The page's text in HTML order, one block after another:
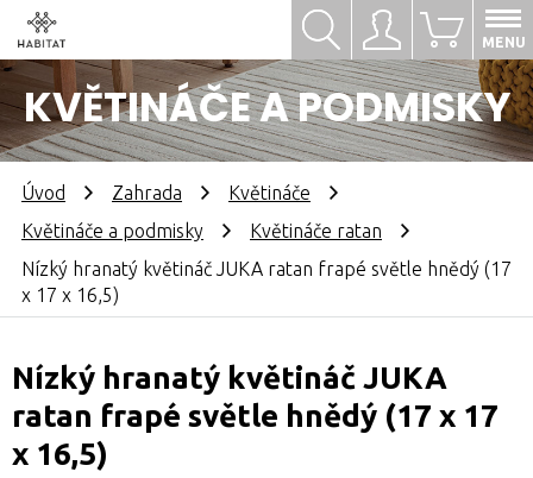
Přihlásit se
KVĚTINÁČE A PODMISKY
0
MENU
Hledat
Úvod Zahrada
Květináče
Květináče a podmisky
Květináče ratan
Nízký hranatý květináč JUKA ratan frapé světle hnědý (17
x 17 x 16,5)
Nízký hranatý květináč JUKA
ratan frapé světle hnědý (17 x 17
x 16,5)